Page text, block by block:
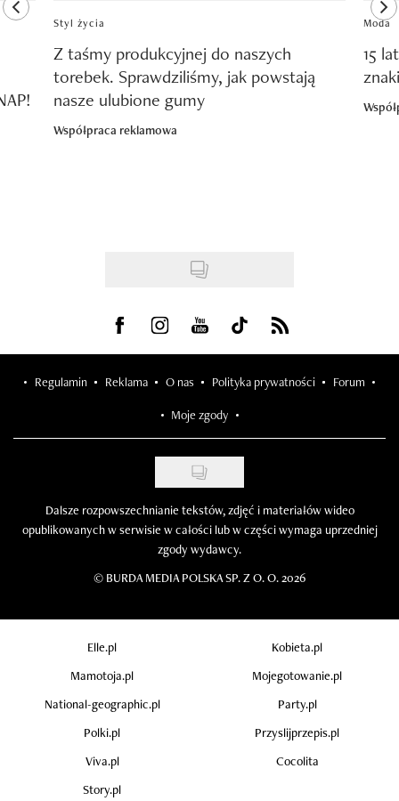
previous element
Styl życia
Z taśmy produkcyjnej do naszych
torebek. Sprawdziliśmy, jak powstają
nasze ulubione gumy
Współpraca reklamowa
Moda
15
Visit us on Facebook
Visit us on Instagram
Visit us on Youtube
Visit us on Tiktok
Visit us on Rss
Regulamin Reklama O nas Polityka prywatności Forum
Moje zgody
Dalsze rozpowszechnianie tekstów, zdjęć i materiałów wideo
opublikowanych w serwisie w całości lub w części wymaga uprzedniej
zgody wydawcy.
© BURDA MEDIA POLSKA SP. Z O. O. 2026
Elle.pl
Kobieta.pl
Mamotoja.pl
Mojegotowanie.pl
National-geographic.pl
Party.pl
Polki.pl
Przyslijprzepis.pl
Viva.pl
Cocolita
Story.pl